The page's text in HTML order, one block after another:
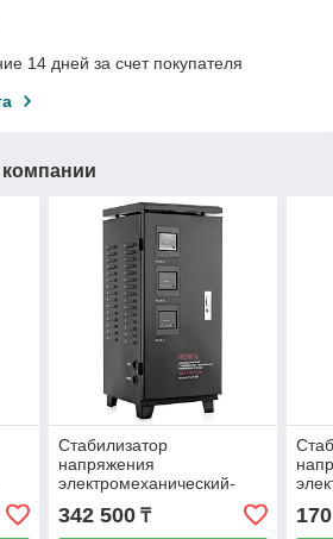
14 дней за счет покупателя
Стабилизатор
напряжения
электромеханический-
РЕСАНТА - 9 000/3 АСН
ЭМ (380)
342 500₸